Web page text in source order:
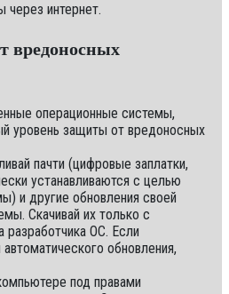
через интернет.
вредоносных
операционные системы,
уровень защиты от вредоносных
пачти (цифровые заплатки,
устанавливаются с целью
и другие обновления своей
Скачивай их только с
разработчика ОС. Если
обновления,
под правами